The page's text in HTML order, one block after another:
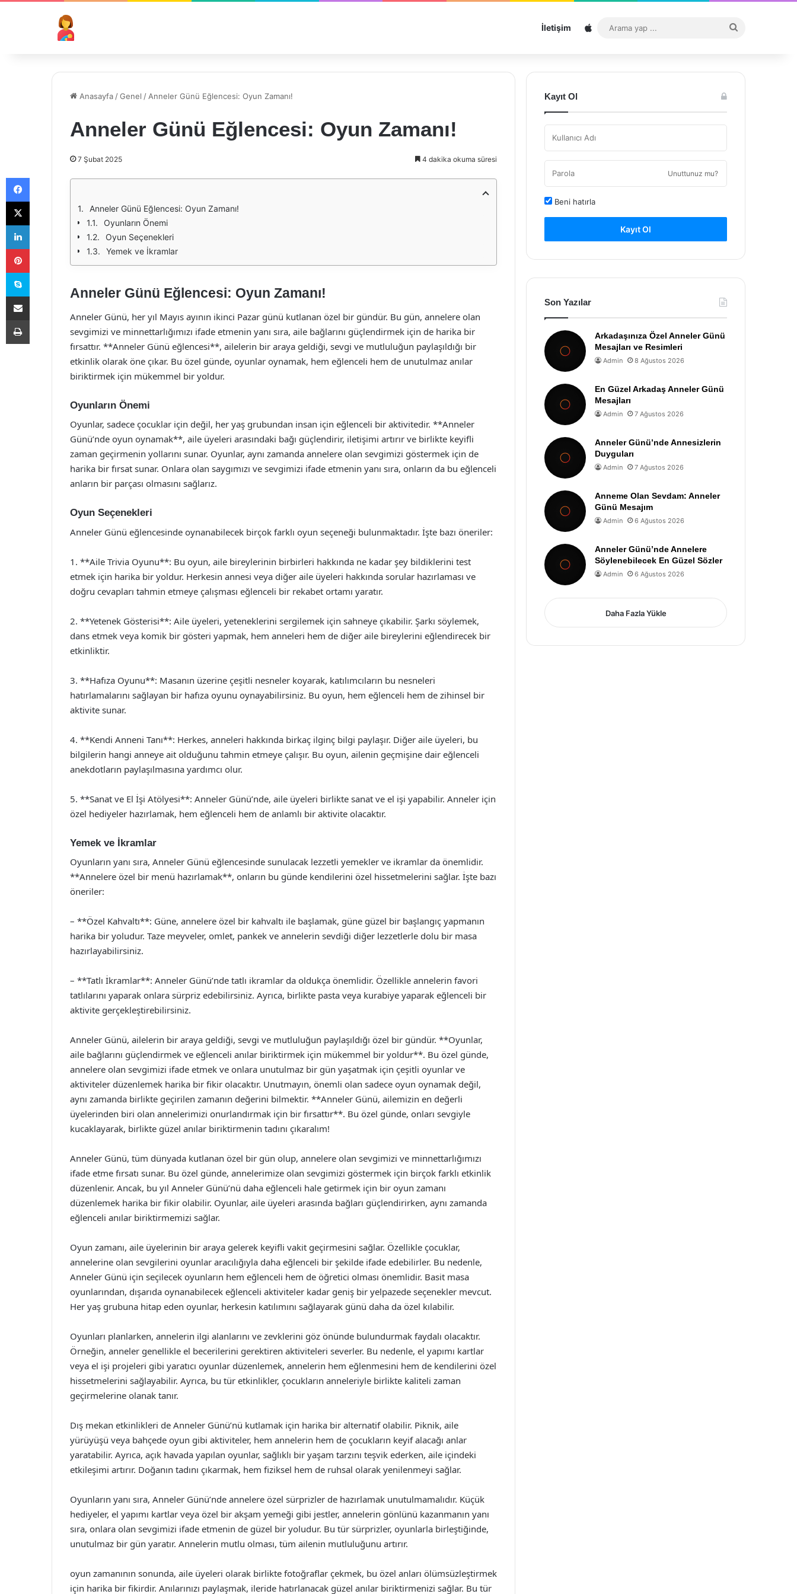
İletişim Sitemap
...
Anasayfa /Genel / Anneler Günü Eğlencesi: Oyun Zamanı!
Anneler Günü Eğlencesi: Oyun Zamanı!
7 Şubat 2025 4 dakika okuma süresi
Anneler Günü Eğlencesi: Oyun Zamanı!
Oyunların Önemi
Oyun Seçenekleri
Yemek ve İkramlar
Anneler Günü Eğlencesi: Oyun Zamanı!
Anneler Günü, her yıl Mayıs ayının ikinci Pazar günü kutlanan özel bir gündür. Bu gün, annelere olan
sevgimizi ve minnettarlığımızı ifade etmenin yanı sıra, aile bağlarını güçlendirmek için de harika bir
fırsattır. **Anneler Günü eğlencesi**, ailelerin bir araya geldiği, sevgi ve mutluluğun paylaşıldığı bir
etkinlik olarak öne çıkar. Bu özel günde, oyunlar oynamak, hem eğlenceli hem de unutulmaz anılar
biriktirmek için mükemmel bir yoldur.
Oyunların Önemi
Oyunlar, sadece çocuklar için değil, her yaş grubundan insan için eğlenceli bir aktivitedir. **Anneler
Günü’nde oyun oynamak**, aile üyeleri arasındaki bağı güçlendirir, iletişimi artırır ve birlikte keyifli
zaman geçirmenin yollarını sunar. Oyunlar, aynı zamanda annelere olan sevgimizi göstermek için de
harika bir fırsat sunar. Onlara olan saygımızı ve sevgimizi ifade etmenin yanı sıra, onların da bu eğlenceli
anların bir parçası olmasını sağlarız.
Oyun Seçenekleri
Anneler Günü eğlencesinde oynanabilecek birçok farklı oyun seçeneği bulunmaktadır. İşte bazı öneriler:
1. **Aile Trivia Oyunu**: Bu oyun, aile bireylerinin birbirleri hakkında ne kadar şey bildiklerini test
etmek için harika bir yoldur. Herkesin annesi veya diğer aile üyeleri hakkında sorular hazırlaması ve
doğru cevapları tahmin etmeye çalışması eğlenceli bir rekabet ortamı yaratır.
2. **Yetenek Gösterisi**: Aile üyeleri, yeteneklerini sergilemek için sahneye çıkabilir. Şarkı söylemek,
dans etmek veya komik bir gösteri yapmak, hem anneleri hem de diğer aile bireylerini eğlendirecek bir
etkinliktir.
3. **Hafıza Oyunu**: Masanın üzerine çeşitli nesneler koyarak, katılımcıların bu nesneleri
hatırlamalarını sağlayan bir hafıza oyunu oynayabilirsiniz. Bu oyun, hem eğlenceli hem de zihinsel bir
aktivite sunar.
4. **Kendi Anneni Tanı**: Herkes, anneleri hakkında birkaç ilginç bilgi paylaşır. Diğer aile üyeleri, bu
bilgilerin hangi anneye ait olduğunu tahmin etmeye çalışır. Bu oyun, ailenin geçmişine dair eğlenceli
anekdotların paylaşılmasına yardımcı olur.
5. **Sanat ve El İşi Atölyesi**: Anneler Günü’nde, aile üyeleri birlikte sanat ve el işi yapabilir. Anneler için
özel hediyeler hazırlamak, hem eğlenceli hem de anlamlı bir aktivite olacaktır.
Yemek ve İkramlar
Oyunların yanı sıra, Anneler Günü eğlencesinde sunulacak lezzetli yemekler ve ikramlar da önemlidir.
**Annelere özel bir menü hazırlamak**, onların bu günde kendilerini özel hissetmelerini sağlar. İşte bazı
öneriler:
– **Özel Kahvaltı**: Güne, annelere özel bir kahvaltı ile başlamak, güne güzel bir başlangıç yapmanın
harika bir yoludur. Taze meyveler, omlet, pankek ve annelerin sevdiği diğer lezzetlerle dolu bir masa
hazırlayabilirsiniz.
– **Tatlı İkramlar**: Anneler Günü’nde tatlı ikramlar da oldukça önemlidir. Özellikle annelerin favori
tatlılarını yaparak onlara sürpriz edebilirsiniz. Ayrıca, birlikte pasta veya kurabiye yaparak eğlenceli bir
aktivite gerçekleştirebilirsiniz.
Anneler Günü, ailelerin bir araya geldiği, sevgi ve mutluluğun paylaşıldığı özel bir gündür. **Oyunlar,
aile bağlarını güçlendirmek ve eğlenceli anılar biriktirmek için mükemmel bir yoldur**. Bu özel günde,
annelere olan sevgimizi ifade etmek ve onlara unutulmaz bir gün yaşatmak için çeşitli oyunlar ve
aktiviteler düzenlemek harika bir fikir olacaktır. Unutmayın, önemli olan sadece oyun oynamak değil,
aynı zamanda birlikte geçirilen zamanın değerini bilmektir. **Anneler Günü, ailemizin en değerli
üyelerinden biri olan annelerimizi onurlandırmak için bir fırsattır**. Bu özel günde, onları sevgiyle
kucaklayarak, birlikte güzel anılar biriktirmenin tadını çıkaralım!
Anneler Günü, tüm dünyada kutlanan özel bir gün olup, annelere olan sevgimizi ve minnettarlığımızı
ifade etme fırsatı sunar. Bu özel günde, annelerimize olan sevgimizi göstermek için birçok farklı etkinlik
düzenlenir. Ancak, bu yıl Anneler Günü’nü daha eğlenceli hale getirmek için bir oyun zamanı
düzenlemek harika bir fikir olabilir. Oyunlar, aile üyeleri arasında bağları güçlendirirken, aynı zamanda
eğlenceli anılar biriktirmemizi sağlar.
Oyun zamanı, aile üyelerinin bir araya gelerek keyifli vakit geçirmesini sağlar. Özellikle çocuklar,
annelerine olan sevgilerini oyunlar aracılığıyla daha eğlenceli bir şekilde ifade edebilirler. Bu nedenle,
Anneler Günü için seçilecek oyunların hem eğlenceli hem de öğretici olması önemlidir. Basit masa
oyunlarından, dışarıda oynanabilecek eğlenceli aktiviteler kadar geniş bir yelpazede seçenekler mevcut.
Her yaş grubuna hitap eden oyunlar, herkesin katılımını sağlayarak günü daha da özel kılabilir.
Oyunları planlarken, annelerin ilgi alanlarını ve zevklerini göz önünde bulundurmak faydalı olacaktır.
Örneğin, anneler genellikle el becerilerini gerektiren aktiviteleri severler. Bu nedenle, el yapımı kartlar
veya el işi projeleri gibi yaratıcı oyunlar düzenlemek, annelerin hem eğlenmesini hem de kendilerini özel
hissetmelerini sağlayabilir. Ayrıca, bu tür etkinlikler, çocukların anneleriyle birlikte kaliteli zaman
geçirmelerine olanak tanır.
Dış mekan etkinlikleri de Anneler Günü’nü kutlamak için harika bir alternatif olabilir. Piknik, aile
yürüyüşü veya bahçede oyun gibi aktiviteler, hem annelerin hem de çocukların keyif alacağı anlar
yaratabilir. Ayrıca, açık havada yapılan oyunlar, sağlıklı bir yaşam tarzını teşvik ederken, aile içindeki
etkileşimi artırır. Doğanın tadını çıkarmak, hem fiziksel hem de ruhsal olarak yenilenmeyi sağlar.
Oyunların yanı sıra, Anneler Günü’nde annelere özel sürprizler de hazırlamak unutulmamalıdır. Küçük
hediyeler, el yapımı kartlar veya özel bir akşam yemeği gibi jestler, annelerin gönlünü kazanmanın yanı
sıra, onlara olan sevgimizi ifade etmenin de güzel bir yoludur. Bu tür sürprizler, oyunlarla birleştiğinde,
unutulmaz bir gün yaratır. Annelerin mutlu olması, tüm ailenin mutluluğunu artırır.
oyun zamanının sonunda, aile üyeleri olarak birlikte fotoğraflar çekmek, bu özel anları ölümsüzleştirmek
için harika bir fikirdir. Anılarınızı paylaşmak, ileride hatırlanacak güzel anılar biriktirmenizi sağlar. Bu tür
Kayıt Ol
Unuttunuz mu?
Beni hatırla
Kayıt Ol
Son Yazılar
Arkadaşınıza Özel Anneler Günü
Mesajları ve Resimleri
Admin 8 Ağustos 2026
En Güzel Arkadaş Anneler Günü
Mesajları
Admin 7 Ağustos 2026
Anneler Günü’nde Annesizlerin
Duyguları
Admin 7 Ağustos 2026
Anneme Olan Sevdam: Anneler
Günü Mesajım
Admin 6 Ağustos 2026
Anneler Günü’nde Annelere
Söylenebilecek En Güzel Sözler
Admin 6 Ağustos 2026
Daha Fazla Yükle
Facebook
X
LinkedIn
Pinterest
Skype
E-Posta ile paylaş